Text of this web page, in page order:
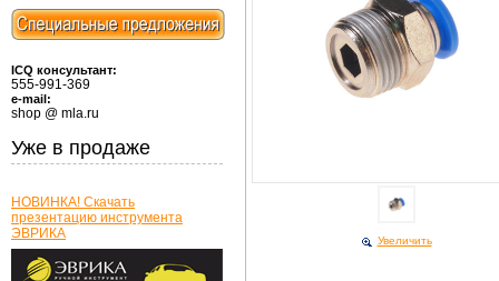
Увеличить
ICQ консультант:
555-991-369
e-mail:
shop @ mla.ru
Уже в продаже
НОВИНКА! Скачать
презентацию инструмента
ЭВРИКА